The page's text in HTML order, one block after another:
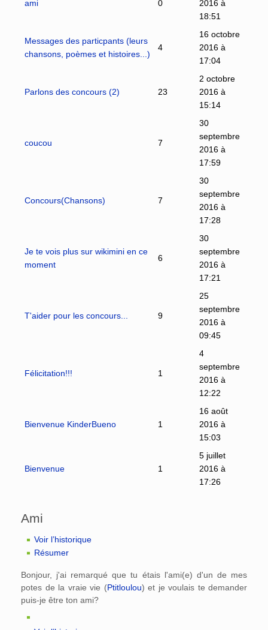
ami 0
2016 à
18:51
Messages des particpants (leurs
chansons, poèmes et histoires...)
4
16 octobre
2016 à
17:04
Parlons des concours (2) 23
2 octobre
2016 à
15:14
coucou 7
30
septembre
2016 à
17:59
Concours(Chansons) 7
30
septembre
2016 à
17:28
Je te vois plus sur wikimini en ce
moment
6
30
septembre
2016 à
17:21
T'aider pour les concours... 9
25
septembre
2016 à
09:45
Félicitation!!! 1
4
septembre
2016 à
12:22
Bienvenue KinderBueno 1
16 août
2016 à
15:03
Bienvenue 1
5 juillet
2016 à
17:26
Ami
Voir l’historique
Résumer
Bonjour, j'ai remarqué que tu étais l'ami(e) d'un de mes
potes de la vraie vie (Ptitloulou) et je voulais te demander
puis-je être ton ami?